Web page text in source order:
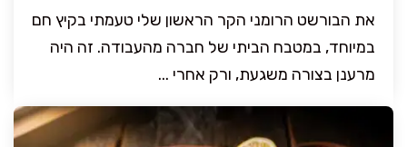
את הבורשט הרומני הקר הראשון שלי טעמתי בקיץ חם
במיוחד, במטבח הביתי של חברה מהעבודה. זה היה
מרענן בצורה משגעת, ורק אחרי ...